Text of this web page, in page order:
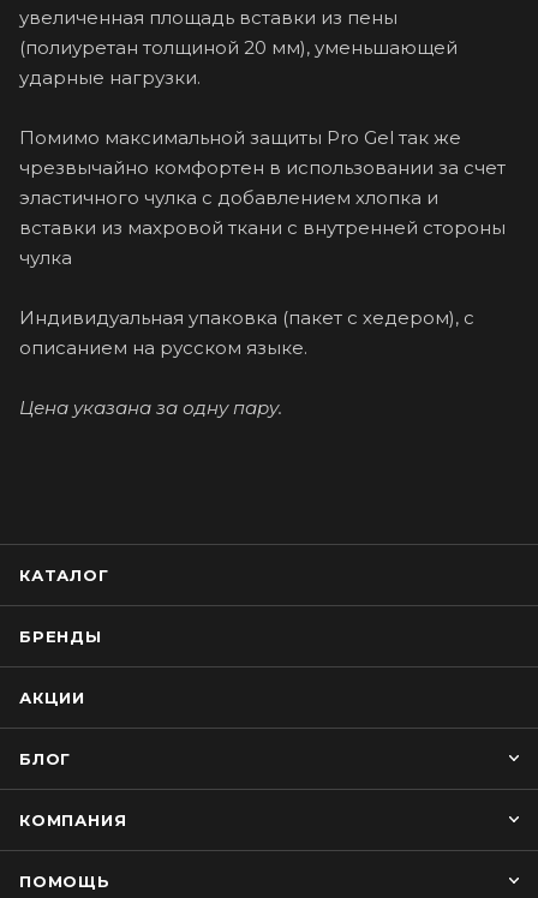
увеличенная площадь вставки из пены
(полиуретан толщиной 20 мм), уменьшающей
ударные нагрузки.
Помимо максимальной защиты Pro Gel так же
чрезвычайно комфортен в использовании за счет
эластичного чулка с добавлением хлопка и
вставки из махровой ткани с внутренней стороны
чулка
Индивидуальная упаковка (пакет с хедером), с
описанием на русском языке.
Цена указана за одну пару.
КАТАЛОГ
БРЕНДЫ
АКЦИИ
БЛОГ
КОМПАНИЯ
ПОМОЩЬ